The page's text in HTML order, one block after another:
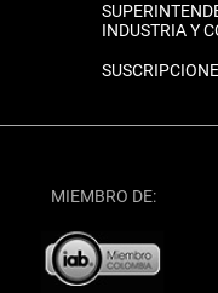
INDUSTRIA Y
MIEMBRO DE: